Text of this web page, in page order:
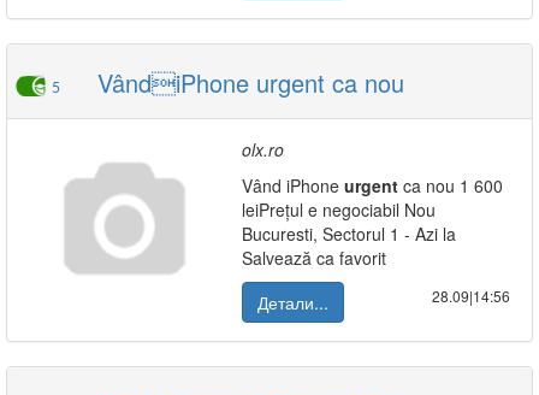
5 VândiPhone urgent ca nou
olx.ro
Vând iPhone urgent ca nou 1 600
leiPrețul e negociabil Nou
Bucuresti, Sectorul 1 - Azi la
Salvează ca favorit
Детали...
28.09|14:56